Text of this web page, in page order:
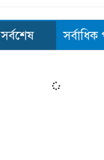
সর্বশেষ